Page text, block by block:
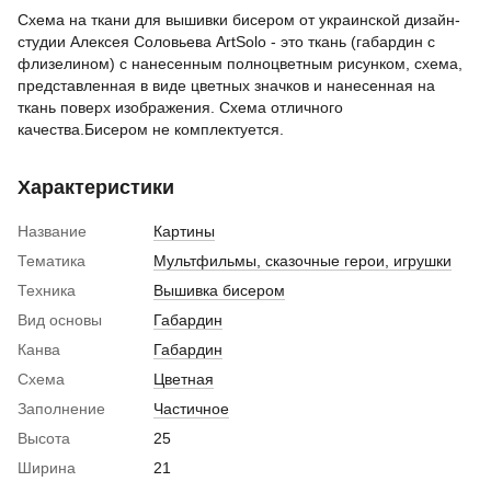
Схема на ткани для вышивки бисером от украинской дизайн-
студии Алексея Соловьева ArtSolo - это ткань (габардин с
флизелином) с нанесенным полноцветным рисунком, схема,
представленная в виде цветных значков и нанесенная на
ткань поверх изображения. Схема отличного
качества.Бисером не комплектуется.
Характеристики
Название
Картины
Тематика
Мультфильмы, сказочные герои, игрушки
Техника
Вышивка бисером
Вид основы
Габардин
Канва
Габардин
Схема
Цветная
Заполнение
Частичное
Высота
25
Ширина
21